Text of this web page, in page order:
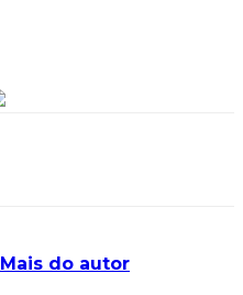
Mais do autor